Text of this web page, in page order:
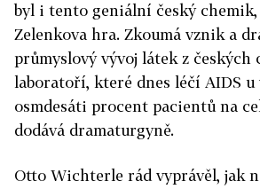
byl i tento geniální český chemik,
Zelenkova hra. Zkoumá vznik a
průmyslový vývoj látek z českých
laboratoří, které dnes léčí AIDS u
osmdesáti procent pacientů na
dodává dramaturgyně.
Otto Wichterle rád vyprávěl, jak